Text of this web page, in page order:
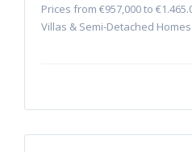
Prices from €957,000 to
Villas & Semi-Detached